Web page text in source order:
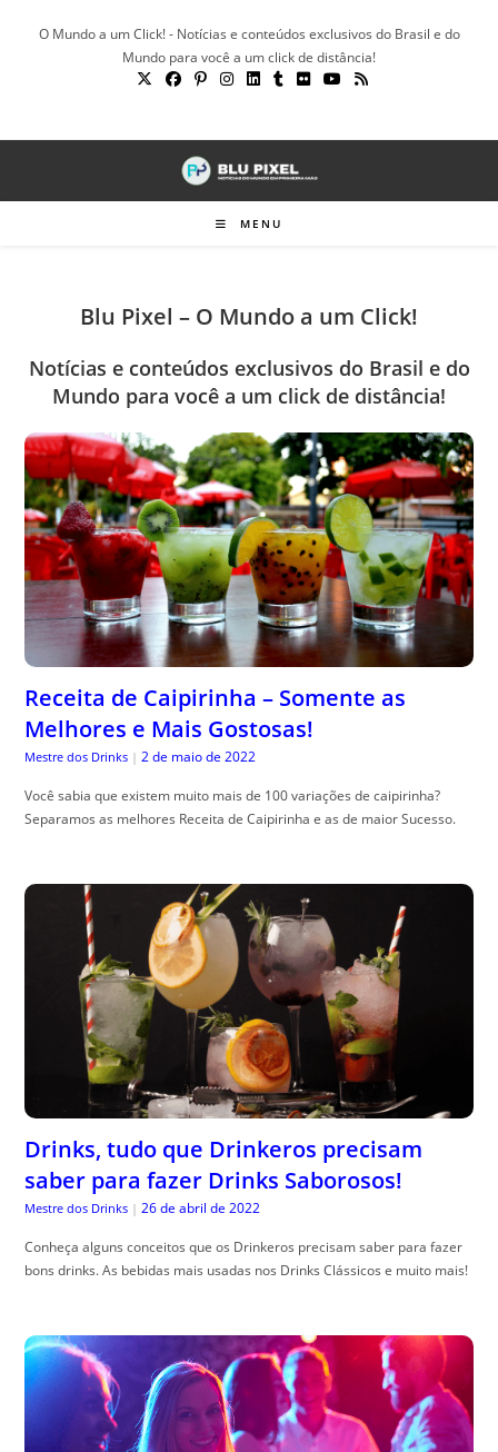
O Mundo a um Click! - Notícias e conteúdos exclusivos do Brasil e do
Mundo para você a um click de distância!
MENU
Blu Pixel – O Mundo a um Click!
Notícias e conteúdos exclusivos do Brasil e do
Mundo para você a um click de distância!
Receita de Caipirinha – Somente as
Melhores e Mais Gostosas!
Mestre dos Drinks | 2 de maio de 2022
Você sabia que existem muito mais de 100 variações de caipirinha?
Separamos as melhores Receita de Caipirinha e as de maior Sucesso.
Drinks, tudo que Drinkeros precisam
saber para fazer Drinks Saborosos!
Mestre dos Drinks | 26 de abril de 2022
Conheça alguns conceitos que os Drinkeros precisam saber para fazer
bons drinks. As bebidas mais usadas nos Drinks Clássicos e muito mais!